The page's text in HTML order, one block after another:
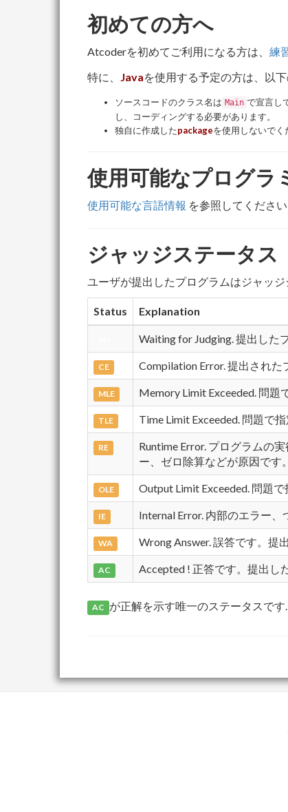
初めての方へ
Atcoderを初めてご利用になる方は、 練
特に、 Javaを使用する予定の方は、以
ソースコードのクラス名は Main で宣言し
し、コーディングする必要があります。
独自に作成したpackageを使用しないで
使用可能なプログラ
使用可能な言語情報 を参照してください
ジャッジステータス
ユーザが提出したプログラムはジャッ
Status Explanation
Waiting for Judging. 提出した
CE Compilation Error. 提出された
MLE Memory Limit Exceeded. 問題
TLE Time Limit Exceeded. 問題で
RE
Runtime Error. プログラムの
ー、ゼロ除算などが原因です。
OLE Output Limit Exceeded. 問題
IE Internal Error. 内部のエラー、
WA Wrong Answer. 誤答です。提
AC Accepted ! 正答です。提出し
AC が正解を示す唯一のステータスです.